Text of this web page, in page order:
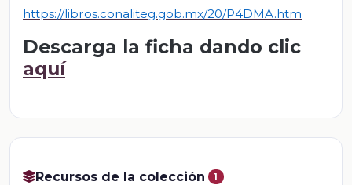
https://libros.conaliteg.gob.mx/20/P4DMA.htm
Descarga la ficha dando clic
aquí
Recursos de la colección 1